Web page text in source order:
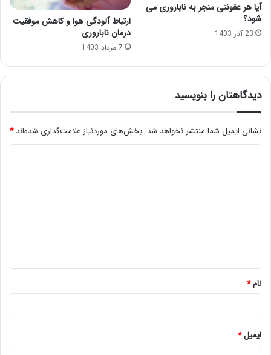
آیا هر عفونتی منجر به ناباروری می
شود؟
23 آذر 1403
ارتباط آلودگی هوا و کاهش موفقیت
درمان ناباروری
7 مرداد 1403
دیدگاهتان را بنویسید
نشانی ایمیل شما منتشر نخواهد شد. بخش‌های موردنیاز علامت‌گذاری شده‌اند*
نام*
ایمیل*